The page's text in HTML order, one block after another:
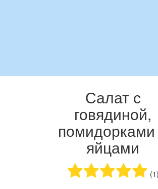
Салат с
говядиной,
помидорками
яйцами
(1)